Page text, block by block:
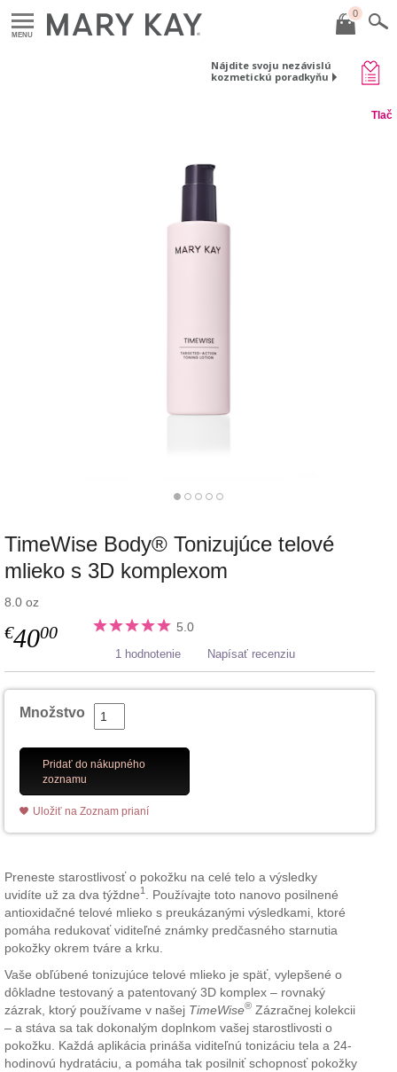
MENU
0
Nájdite svoju nezávislú
kozmetickú poradkyňu
Tlač
TimeWise Body® Tonizujúce telové
mlieko s 3D komplexom
8.0 oz
€4000 5.0
1 hodnotenie Napísať recenziu
Množstvo
Pridať do nákupného
zoznamu
Uložiť na Zoznam prianí
Preneste starostlivosť o pokožku na celé telo a výsledky
uvidíte už za dva týždne1
. Používajte toto nanovo posilnené
antioxidačné telové mlieko s preukázanými výsledkami, ktoré
pomáha redukovať viditeľné známky predčasného starnutia
pokožky okrem tváre a krku.
Vaše obľúbené tonizujúce telové mlieko je späť, vylepšené o
dôkladne testovaný a patentovaný 3D komplex – rovnaký
zázrak, ktorý používame v našej TimeWise® Zázračnej kolekcii
– a stáva sa tak dokonalým doplnkom vašej starostlivosti o
pokožku. Každá aplikácia prináša viditeľnú tonizáciu tela a 24-
hodinovú hydratáciu, a pomáha tak posilniť schopnosť pokožky